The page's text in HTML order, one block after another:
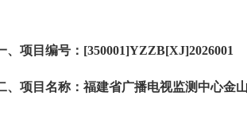
、项目编号：[350001]YZZB[XJ]2026001
、项目名称：福建省广播电视监测中心金